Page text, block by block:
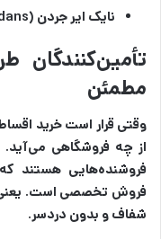
نایک ایر جردن (Nike Air Jordans)
تأمین‌کنندگان
مطمئن
وقتی قرار است خرید
از چه فروشگاهی می‌آید.
فروشنده‌هایی هستند
فروش تخصصی است.
شفاف و بدون دردسر.